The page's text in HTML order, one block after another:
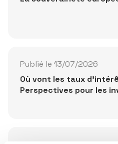
Publié le 13/07/2026
Où vont les taux
Perspectives pour les